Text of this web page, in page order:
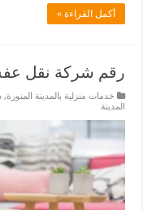
أكمل القراءة »
رقم شركة نقل
خدمات منزلية بالمدينة المنورة,
المدينة